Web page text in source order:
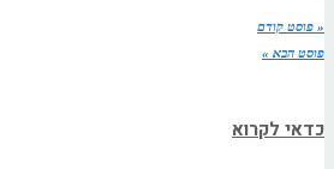
« פוסט קודם
פוסט הבא »
כדאי לקרוא